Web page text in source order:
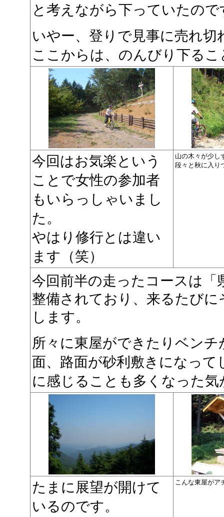
と考えながら下っていたの
いやー、登りで見事に売れ切
ここからは、のんびり下る
今回はお気楽という
ことで女性の参加者
もいらっしゃいまし
た。
やはり修行とは違い
ます（笑）
山の木々が少し
段々と秋に入り
今回前半の走ったコースは
整備されており、来るたび
します。
所々に東屋ができたりベン
面、路面が砂利敷きになっ
に感じることも多くなった気
たまに展望が開けて
いるのです。
こんな東屋がア